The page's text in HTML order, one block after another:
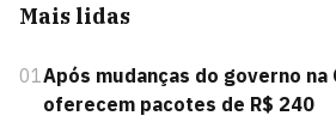
Mais lidas
01 Após mudanças do governo na
oferecem pacotes de R$ 240